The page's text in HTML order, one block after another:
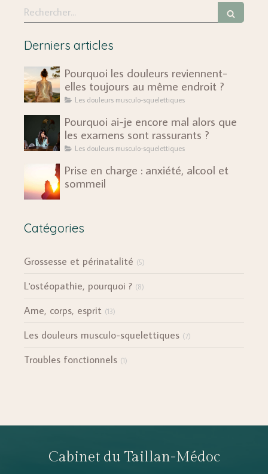
Rechercher
Derniers articles
Pourquoi les douleurs reviennent-
elles toujours au même endroit ?
Les douleurs musculo-squelettiques
Pourquoi ai-je encore mal alors que
les examens sont rassurants ?
Les douleurs musculo-squelettiques
Prise en charge : anxiété, alcool et
sommeil
Catégories
Grossesse et périnatalité (5)
L'ostéopathie, pourquoi ? (8)
Ame, corps, esprit (13)
Les douleurs musculo-squelettiques (7)
Troubles fonctionnels (1)
Cabinet du Taillan-Médoc